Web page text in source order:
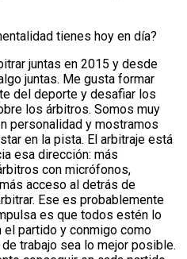
tienes hoy en día?
juntas en 2015 y desde
juntas. Me gusta formar
del deporte y desafiar los
los árbitros. Somos muy
personalidad y mostramos
en la pista. El arbitraje está
esa dirección: más
con micrófonos,
acceso al detrás de
Ese es probablemente
es que todos estén lo
partido y conmigo como
trabajo sea lo mejor posible.